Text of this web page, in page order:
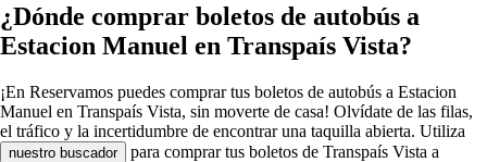
¿Dónde comprar boletos de autobús a
Estacion Manuel en Transpaís Vista?
¡En Reservamos puedes comprar tus boletos de autobús a Estacion
Manuel en Transpaís Vista, sin moverte de casa! Olvídate de las filas,
el tráfico y la incertidumbre de encontrar una taquilla abierta. Utiliza
nuestro buscador
para comprar tus boletos de Transpaís Vista a